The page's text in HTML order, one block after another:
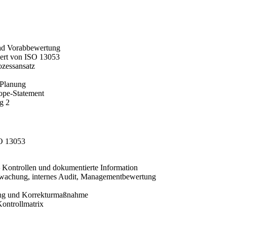
Vorabbewertung
von ISO 13053
Statement
2
13053
und dokumentierte Information
internes Audit, Managementbewertung
und Korrekturmaßnahme